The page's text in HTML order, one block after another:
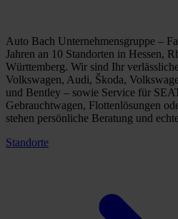
Auto Bach Unternehmensgruppe –
Jahren an 10 Standorten in Hessen,
Württemberg. Wir sind Ihr
Volkswagen, Audi, Škoda,
und Bentley – sowie Service für
Gebrauchtwagen, Flottenlösungen
stehen persönliche Beratung und
Standorte